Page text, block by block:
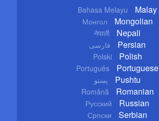
Bahasa Melayu Malay
Монгол Mongolian
नेपाली Nepali
فارسی Persian
Polski Polish
Português Portuguese
پښتو Pushtu
Română Romanian
Русский Russian
Српски Serbian